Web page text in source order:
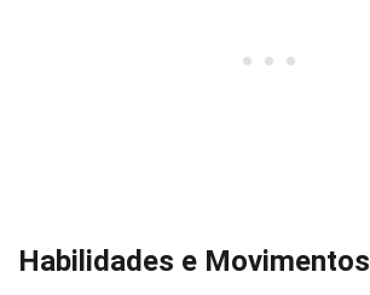
Habilidades e Movimentos